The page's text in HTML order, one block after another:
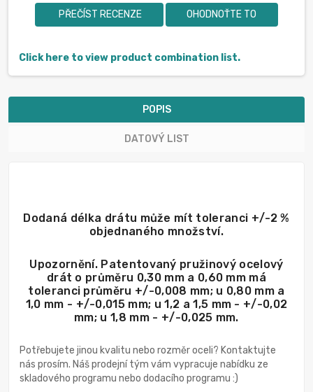
PŘEČÍST RECENZE OHODNOŤTE TO
Click here to view product combination list.
POPIS
DATOVÝ LIST
Dodaná délka drátu může mít toleranci +/-2 %
objednaného množství.
Upozornění. Patentovaný pružinový ocelový
drát o průměru 0,30 mm a 0,60 mm má
toleranci průměru +/-0,008 mm; u 0,80 mm a
1,0 mm - +/-0,015 mm; u 1,2 a 1,5 mm - +/-0,02
mm; u 1,8 mm - +/-0,025 mm.
Potřebujete jinou kvalitu nebo rozměr oceli? Kontaktujte
nás prosím. Náš prodejní tým vám vypracuje nabídku ze
skladového programu nebo dodacího programu :)